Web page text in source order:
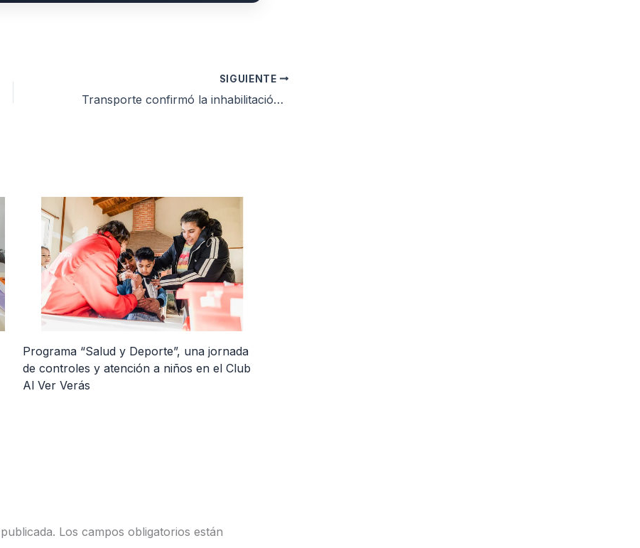
SIGUIENTE
Transporte confirmó la inhabilitación de los conductores involucrados en el caso Bastián
Programa “Salud y Deporte”, una jornada
de controles y atención a niños en el Club
Al Ver Verás
Los campos obligatorios están